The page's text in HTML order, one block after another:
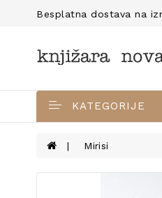
Besplatna dostava na
KATEGORIJE
Mirisi